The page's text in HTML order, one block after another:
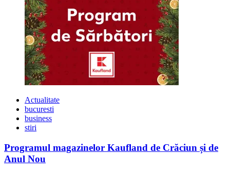
Actualitate
bucuresti
business
stiri
Programul magazinelor Kaufland de Crăciun și de
Anul Nou